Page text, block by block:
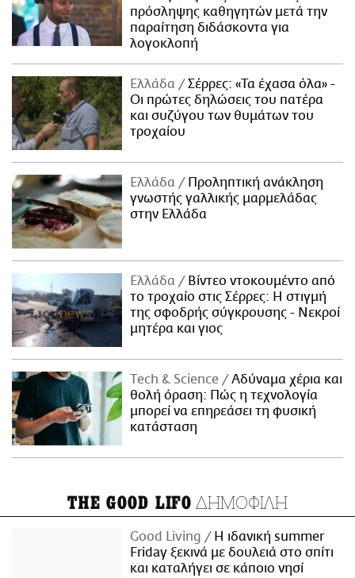
πρόσληψης καθηγητών μετά την
παραίτηση διδάσκοντα για
λογοκλοπή
Ελλάδα
Σέρρες: «Τα έχασα όλα» -
Οι πρώτες δηλώσεις του πατέρα
και συζύγου των θυμάτων του
τροχαίου
Ελλάδα
Προληπτική ανάκληση
γνωστής γαλλικής μαρμελάδας
στην Ελλάδα
Ελλάδα
Βίντεο ντοκουμέντο από
το τροχαίο στις Σέρρες: Η στιγμή
της σφοδρής σύγκρουσης - Νεκροί
μητέρα και γιος
Τech & Science
Αδύναμα χέρια και
θολή όραση: Πώς η τεχνολογία
μπορεί να επηρεάσει τη φυσική
κατάσταση
THE GOOD LIFO ΔΗΜΟΦΙΛΗ
Good Living
Η ιδανική summer
Friday ξεκινά με δουλειά στο σπίτι
και καταλήγει σε κάποιο νησί